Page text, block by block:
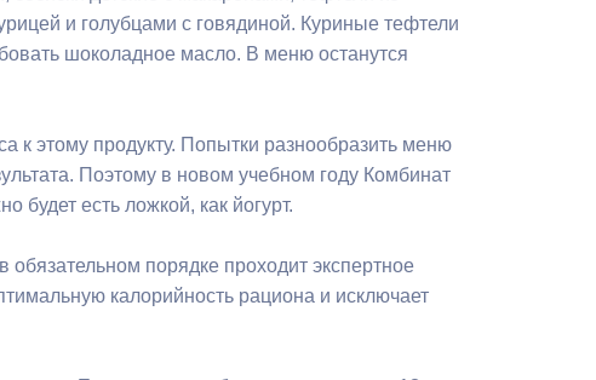
Незаконное строительство
и
Бесплатная юридическая помощь
и голубцами с говядиной. Куриные тефтели
шоколадное масло. В меню останутся
к этому продукту. Попытки разнообразить меню
Поэтому в новом учебном году Комбинат
есть ложкой, как йогурт.
порядке проходит экспертное
калорийность рациона и исключает